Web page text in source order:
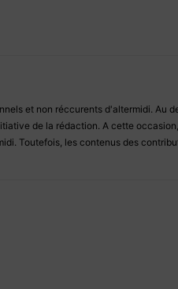
et non réccurents d'altermidi. Au
de la rédaction. A cette
Toutefois, les contenus des